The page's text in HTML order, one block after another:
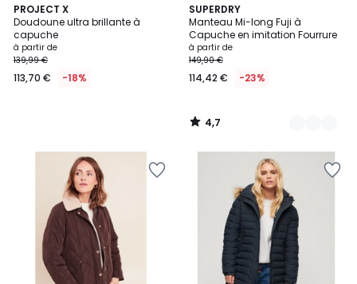
PROJECT X
Doudoune ultra brillante à
capuche
à partir de
139,99 €
113,70 € -18%
SUPERDRY
Manteau Mi-long Fuji à
Capuche en imitation Fourrure
à partir de
149,90 €
114,42 € -23%
4,7
/ 5
2
Couleurs
4,7
/